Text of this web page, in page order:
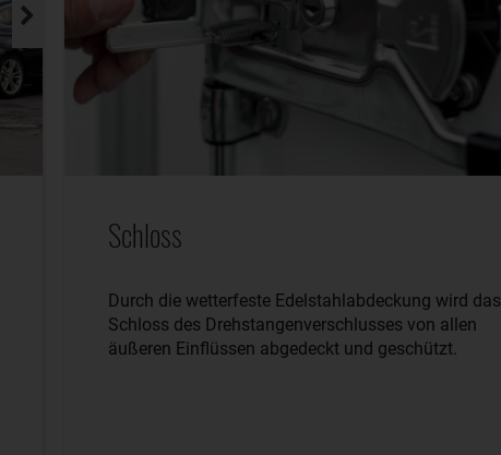
Schloss
Durch die wetterfeste Edelstahlabdeckung wird das
Schloss des Drehstangenverschlusses von allen
äußeren Einflüssen abgedeckt und geschützt.